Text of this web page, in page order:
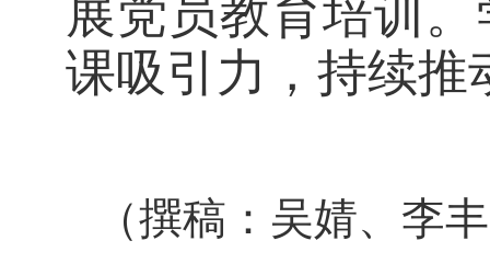
展党员教育培训
课吸引力，持续推
（撰稿：吴婧、